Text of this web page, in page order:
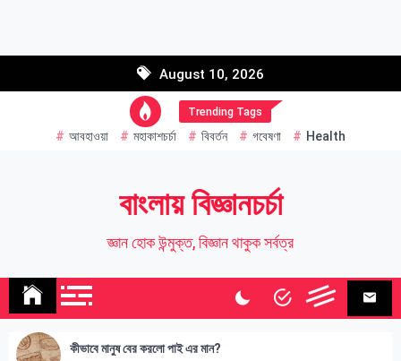
August 10, 2026
Trending Tags
আবহাওয়া মহাকাশচর্চা বিবর্তন গবেষণা Health
বাংলায় বিজ্ঞানচর্চা
জ্ঞান হোক উন্মুক্ত, বিজ্ঞান থাকুক সর্বত্র
কীভাবে মানুষ বের করলো পাই এর মান?